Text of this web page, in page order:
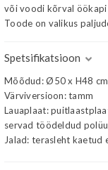
või voodi kõrval öökapi
Toode on valikus
Spetsifikatsioon
Mõõdud: Ø50 x H48 cm
Värviversioon: tamm
Lauaplaat:
servad töödeldud
Jalad: terasleht kaetud